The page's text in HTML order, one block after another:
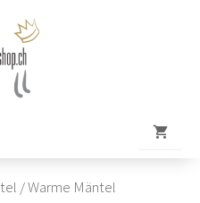
/ Warme Mäntel